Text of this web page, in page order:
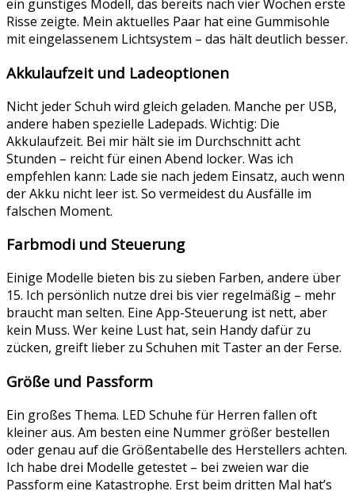
ein günstiges Modell, das bereits nach vier Wochen erste
Risse zeigte. Mein aktuelles Paar hat eine Gummisohle
mit eingelassenem Lichtsystem – das hält deutlich besser.
Akkulaufzeit und Ladeoptionen
Nicht jeder Schuh wird gleich geladen. Manche per USB,
andere haben spezielle Ladepads. Wichtig: Die
Akkulaufzeit. Bei mir hält sie im Durchschnitt acht
Stunden – reicht für einen Abend locker. Was ich
empfehlen kann: Lade sie nach jedem Einsatz, auch wenn
der Akku nicht leer ist. So vermeidest du Ausfälle im
falschen Moment.
Farbmodi und Steuerung
Einige Modelle bieten bis zu sieben Farben, andere über
15. Ich persönlich nutze drei bis vier regelmäßig – mehr
braucht man selten. Eine App-Steuerung ist nett, aber
kein Muss. Wer keine Lust hat, sein Handy dafür zu
zücken, greift lieber zu Schuhen mit Taster an der Ferse.
Größe und Passform
Ein großes Thema. LED Schuhe für Herren fallen oft
kleiner aus. Am besten eine Nummer größer bestellen
oder genau auf die Größentabelle des Herstellers achten.
Ich habe drei Modelle getestet – bei zweien war die
Passform eine Katastrophe. Erst beim dritten Mal hat’s